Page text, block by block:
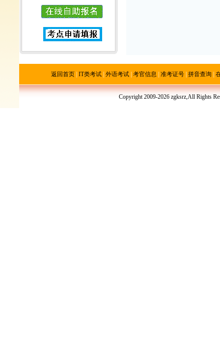
返回首页 IT类考试 外语考试 考官信息 准考证号 拼音查询
Copyright 2009-2026 zgksrz,All Rights